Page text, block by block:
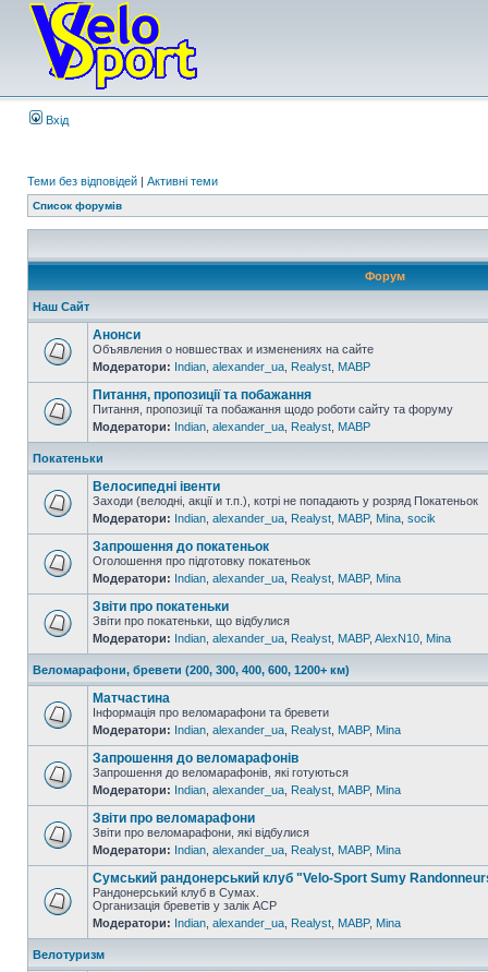
Вхід
Теми без відповідей | Активні теми
Список форумів
Форум
Наш Сайт
Анонси
Объявления о новшествах и изменениях на сайте
Модератори: Indian alexander_ua Realyst MABP
Питання, пропозиції та побажання
Питання, пропозиції та побажання щодо роботи сайту та форуму
Модератори: Indian alexander_ua Realyst MABP
Покатеньки
Велосипедні івенти
Заходи (велодні, акції и т.п.), котрі не попадають у розряд Покатеньок
Модератори: Indian alexander_ua Realyst MABP, Mina socik
Запрошення до покатеньок
Оголошення про підготовку покатеньок
Модератори: Indian alexander_ua Realyst MABP, Mina
Звіти про покатеньки
Звіти про покатеньки, що відбулися
Модератори: Indian alexander_ua Realyst MABP, AlexN10 Mina
Веломарафони, бревети (200, 300, 400, 600, 1200+ км)
Матчастина
Інформація про веломарафони та бревети
Модератори: Indian alexander_ua Realyst MABP, Mina
Запрошення до веломарафонів
Запрошення до веломарафонів, які готуються
Модератори: Indian alexander_ua Realyst MABP, Mina
Звіти про веломарафони
Звіти про веломарафони, які відбулися
Модератори: Indian alexander_ua Realyst MABP, Mina
Сумський рандонерський клуб "Velo-Sport Sumy
Рандонерський клуб в Сумах.
Организація бреветів у залік АСР
Модератори: Indian alexander_ua Realyst MABP, Mina
Велотуризм